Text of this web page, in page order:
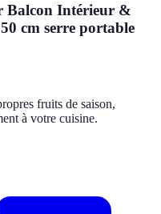
Balcon Intérieur &
cm serre portable
fruits de saison,
à votre cuisine.